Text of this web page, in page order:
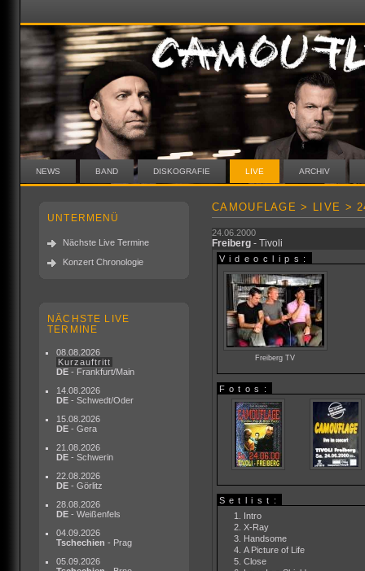
NEWS BAND DISKOGRAFIE LIVE ARCHIV
UNTERMENÜ
Nächste Live Termine
Konzert Chronologie
NÄCHSTE LIVE
TERMINE
08.08.2026
Kurzauftritt
DE - Frankfurt/Main
14.08.2026
DE - Schwedt/Oder
15.08.2026
DE - Gera
21.08.2026
DE - Schwerin
22.08.2026
DE - Görlitz
28.08.2026
DE - Weißenfels
04.09.2026
Tschechien - Prag
05.09.2026
CAMOUFLAGE > LIVE >
24.06.2000
Freiberg - Tivoli
Videoclips:
Freiberg TV
Fotos:
Setlist:
Intro
X-Ray
Handsome
A Picture of Life
Close